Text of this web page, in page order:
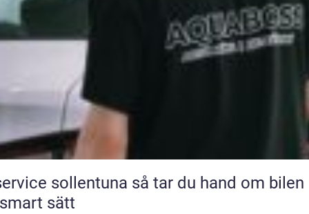
sollentuna så tar du hand om bilen på
sätt